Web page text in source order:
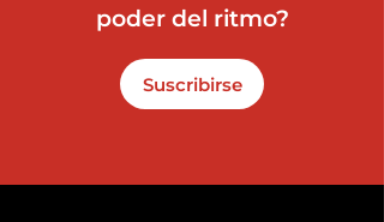
poder del ritmo?
Suscribirse